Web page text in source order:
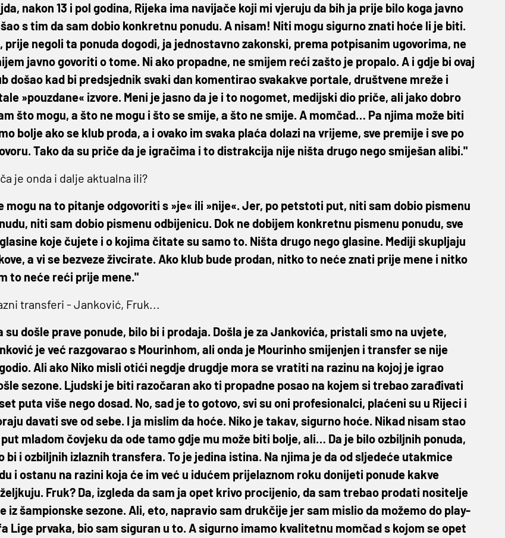
nakon 13 i pol godina, Rijeka ima navijače koji mi vjeruju da bih ja prije bilo koga javno
s tim da sam dobio konkretnu ponudu. A nisam! Niti mogu sigurno znati hoće li je biti.
prije negoli ta ponuda dogodi, ja jednostavno zakonski, prema potpisanim ugovorima, ne
javno govoriti o tome. Ni ako propadne, ne smijem reći zašto je propalo. A i gdje bi ovaj
došao kad bi predsjednik svaki dan komentirao svakakve portale, društvene mreže i
»pouzdane« izvore. Meni je jasno da je i to nogomet, medijski dio priče, ali jako dobro
što mogu, a što ne mogu i što se smije, a što ne smije. A momčad… Pa njima može biti
bolje ako se klub proda, a i ovako im svaka plaća dolazi na vrijeme, sve premije i sve po
Tako da su priče da je igračima i to distrakcija nije ništa drugo nego smiješan alibi."
je onda i dalje aktualna ili?
mogu na to pitanje odgovoriti s »je« ili »nije«. Jer, po petstoti put, niti sam dobio pismenu
niti sam dobio pismenu odbijenicu. Dok ne dobijem konkretnu pismenu ponudu, sve
koje čujete i o kojima čitate su samo to. Ništa drugo nego glasine. Mediji skupljaju
a vi se bezveze živcirate. Ako klub bude prodan, nitko to neće znati prije mene i nitko
to neće reći prije mene."
transferi - Janković, Fruk...
su došle prave ponude, bilo bi i prodaja. Došla je za Jankovića, pristali smo na uvjete,
je već razgovarao s Mourinhom, ali onda je Mourinho smijenjen i transfer se nije
Ali ako Niko misli otići negdje drugdje mora se vratiti na razinu na kojoj je igrao
sezone. Ljudski je biti razočaran ako ti propadne posao na kojem si trebao zarađivati
puta više nego dosad. No, sad je to gotovo, svi su oni profesionalci, plaćeni su u Rijeci i
davati sve od sebe. I ja mislim da hoće. Niko je takav, sigurno hoće. Nikad nisam stao
mladom čovjeku da ode tamo gdje mu može biti bolje, ali… Da je bilo ozbiljnih ponuda,
bi i ozbiljnih izlaznih transfera. To je jedina istina. Na njima je da od sljedeće utakmice
i ostanu na razini koja će im već u idućem prijelaznom roku donijeti ponude kakve
Fruk? Da, izgleda da sam ja opet krivo procijenio, da sam trebao prodati nositelje
iz šampionske sezone. Ali, eto, napravio sam drukčije jer sam mislio da možemo do play-
Lige prvaka, bio sam siguran u to. A sigurno imamo kvalitetnu momčad s kojom se opet